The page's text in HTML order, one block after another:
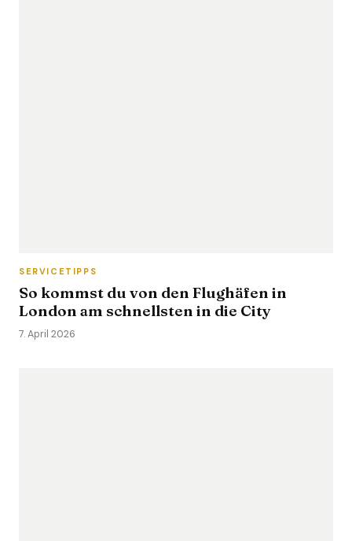
SERVICETIPPS
So kommst du von den Flughäfen in
London am schnellsten in die City
7. April 2026